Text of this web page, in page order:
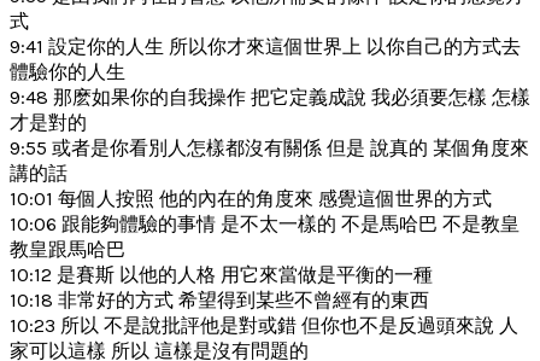
式
9:41 設定你的人生 所以你才來這個世界上 以你自己的方式去
體驗你的人生
9:48 那麽如果你的自我操作 把它定義成說 我必須要怎樣 怎樣
才是對的
9:55 或者是你看別人怎樣都沒有關係 但是 說真的 某個角度來
講的話
10:01 每個人按照 他的內在的角度來 感覺這個世界的方式
10:06 跟能夠體驗的事情 是不太一樣的 不是馬哈巴 不是教皇
教皇跟馬哈巴
10:12 是賽斯 以他的人格 用它來當做是平衡的一種
10:18 非常好的方式 希望得到某些不曾經有的東西
10:23 所以 不是說批評他是對或錯 但你也不是反過頭來說 人
家可以這樣 所以 這樣是沒有問題的